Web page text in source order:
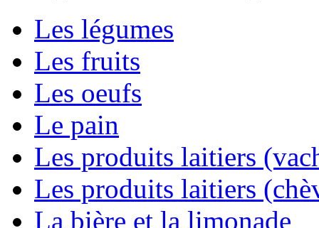
Les légumes
Les fruits
Les oeufs
Le pain
Les produits laitiers
Les produits laitiers
La bière et la limonade